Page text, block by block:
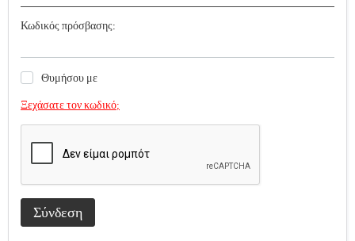
Κωδικός πρόσβασης:
Θυμήσου με
Ξεχάσατε τον κωδικό;
Σύνδεση